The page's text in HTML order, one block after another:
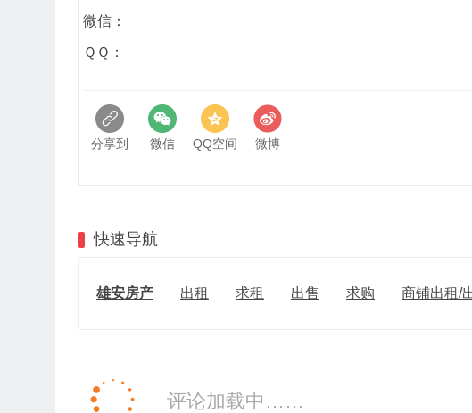
微信：
ＱＱ：
分享到 微信 QQ空间 微博
快速导航
雄安房产 出租 求租 出售 求购 商铺出租/
评论加载中……